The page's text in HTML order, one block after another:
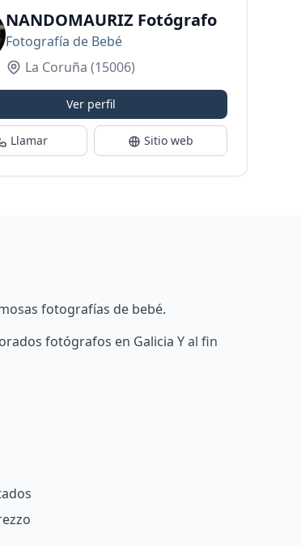
NANDOMAURIZ Fotógrafo
Fotografía de Bebé
La Coruña (15006)
Ver perfil
Llamar Sitio web
fotografías de bebé.
fotógrafos en GaliciaY al fin